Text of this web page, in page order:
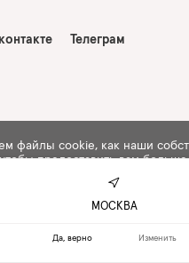
Телеграм
файлы cookie, как наши
предоставить вам
сайта. Продолжая навигацию
с их
МОСКВА
Да, верно Изменить